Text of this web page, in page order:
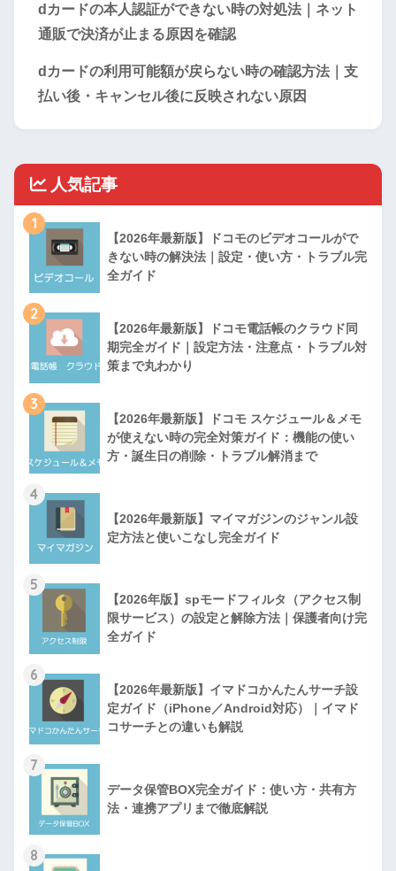
dカードの本人認証ができない時の対処法｜ネット
通販で決済が止まる原因を確認
dカードの利用可能額が戻らない時の確認方法｜支
払い後・キャンセル後に反映されない原因
人気記事
1
【2026年最新版】ドコモのビデオコールがで
きない時の解決法｜設定・使い方・トラブル完
全ガイド
2
【2026年最新版】ドコモ電話帳のクラウド同
期完全ガイド｜設定方法・注意点・トラブル対
策まで丸わかり
3
【2026年最新版】ドコモ スケジュール＆メモ
が使えない時の完全対策ガイド：機能の使い
方・誕生日の削除・トラブル解消まで
4
【2026年最新版】マイマガジンのジャンル設
定方法と使いこなし完全ガイド
5
【2026年版】spモードフィルタ（アクセス制
限サービス）の設定と解除方法｜保護者向け完
全ガイド
6
【2026年最新版】イマドコかんたんサーチ設
定ガイド（iPhone／Android対応）｜イマド
コサーチとの違いも解説
7
データ保管BOX完全ガイド：使い方・共有方
法・連携アプリまで徹底解説
8